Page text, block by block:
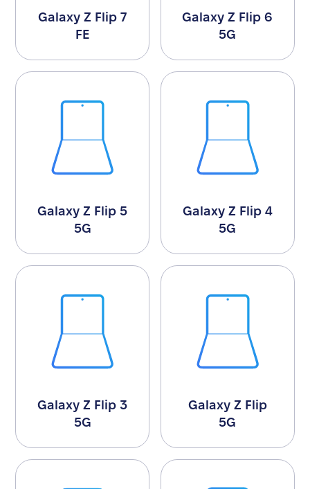
Galaxy Z Flip 7
FE
Galaxy Z Flip 6
5G
Galaxy Z Flip 5
5G
Galaxy Z Flip 4
5G
Galaxy Z Flip 3
5G
Galaxy Z Flip
5G